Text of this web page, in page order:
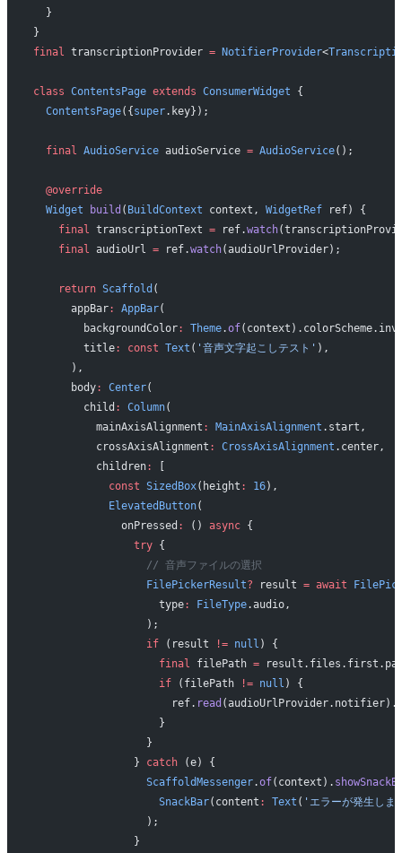
  }
}
final
transcriptionProvider = NotifierProvider<
class ContentsPage extends ConsumerWidget {
  ContentsPage
({super.key});
  final
AudioService audioService = AudioService();
  @override
  Widget
build ( BuildContext context, WidgetRef ref) {
    final
transcriptionText = ref.watch
    final
audioUrl = ref.watch(audioUrlProvider);
    return
Scaffold (
      appBar
: AppBar(
        backgroundColor
: Theme.of
        title
: const Text ( '音声文字起こしテスト' ),
      ),
      body
: Center(
        child
: Column(
          mainAxisAlignment
: MainAxisAlignment .start,
          crossAxisAlignment
: CrossAxisAlignment .center,
          children
:
[
            const
SizedBox(height : 16),
            ElevatedButton
(
              onPressed
: () async {
                try
{
                  // 音声ファイルの選択
                  FilePickerResult
? result = await
                    type
: FileType.audio,
                  );
                  if
(result != null ) {
                    final
filePath =
                    if
(filePath != null ) {
                      ref.
read (audioUrlProvider.notifier).
                    }
                  }
                }
catch (e) {
                  ScaffoldMessenger
.of(context).
                    SnackBar
(content : Text ( 'エラーが発生し
                  );
                }